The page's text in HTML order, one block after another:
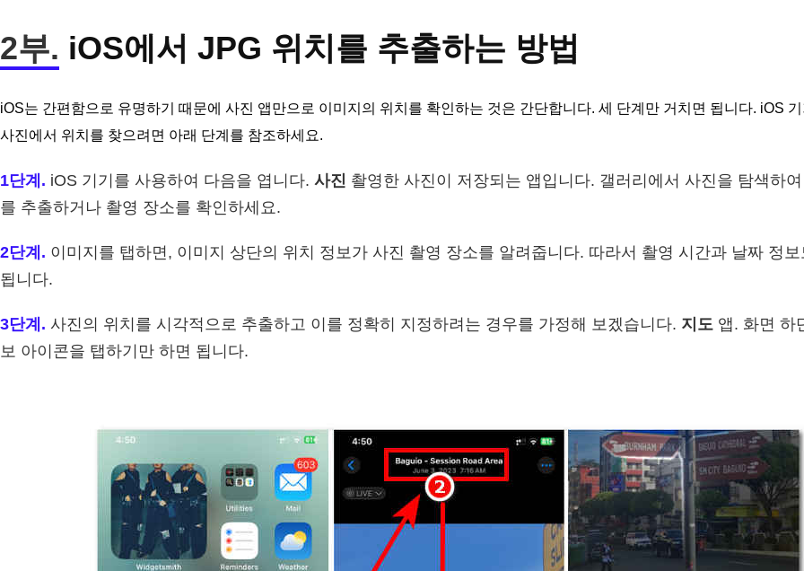
2부. iOS에서 JPG 위치를 추출하는 방법
iOS는 간편함으로 유명하기 때문에 사진 앱만으로 이미지의 위치를 확인하는 것은 간단합니다. 세 단계만 거치면 됩니다. iOS
사진에서 위치를 찾으려면 아래 단계를 참조하세요.
1단계. iOS 기기를 사용하여 다음을 엽니다. 사진 촬영한 사진이 저장되는 앱입니다. 갤러리에서 사진을 탐색하
를 추출하거나 촬영 장소를 확인하세요.
2단계. 이미지를 탭하면, 이미지 상단의 위치 정보가 사진 촬영 장소를 알려줍니다. 따라서 촬영 시간과 날짜 정보
됩니다.
3단계. 사진의 위치를 시각적으로 추출하고 이를 정확히 지정하려는 경우를 가정해 보겠습니다. 지도 앱. 화면 하
보 아이콘을 탭하기만 하면 됩니다.